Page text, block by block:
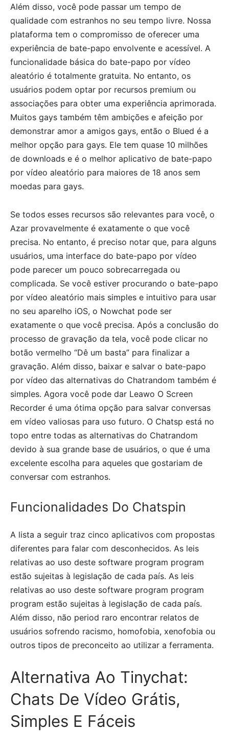
Além disso, você pode passar um tempo de
qualidade com estranhos no seu tempo livre. Nossa
plataforma tem o compromisso de oferecer uma
experiência de bate-papo envolvente e acessível. A
funcionalidade básica do bate-papo por vídeo
aleatório é totalmente gratuita. No entanto, os
usuários podem optar por recursos premium ou
associações para obter uma experiência aprimorada.
Muitos gays também têm ambições e afeição por
demonstrar amor a amigos gays, então o Blued é a
melhor opção para gays. Ele tem quase 10 milhões
de downloads e é o melhor aplicativo de bate-papo
por vídeo aleatório para maiores de 18 anos sem
moedas para gays.
Se todos esses recursos são relevantes para você, o
Azar provavelmente é exatamente o que você
precisa. No entanto, é preciso notar que, para alguns
usuários, uma interface do bate-papo por vídeo
pode parecer um pouco sobrecarregada ou
complicada. Se você estiver procurando o bate-papo
por vídeo aleatório mais simples e intuitivo para usar
no seu aparelho iOS, o Nowchat pode ser
exatamente o que você precisa. Após a conclusão do
processo de gravação da tela, você pode clicar no
botão vermelho “Dê um basta” para finalizar a
gravação. Além disso, baixar e salvar o bate-papo
por vídeo das alternativas do Chatrandom também é
simples. Agora você pode dar Leawo O Screen
Recorder é uma ótima opção para salvar conversas
em vídeo valiosas para uso futuro. O Chatsp está no
topo entre todas as alternativas do Chatrandom
devido à sua grande base de usuários, o que é uma
excelente escolha para aqueles que gostariam de
conversar com estranhos.
Funcionalidades Do Chatspin
A lista a seguir traz cinco aplicativos com propostas
diferentes para falar com desconhecidos. As leis
relativas ao uso deste software program program
estão sujeitas à legislação de cada país. As leis
relativas ao uso deste software program program
program estão sujeitas à legislação de cada país.
Além disso, não period raro encontrar relatos de
usuários sofrendo racismo, homofobia, xenofobia ou
outros tipos de preconceito ao utilizar a ferramenta.
Alternativa Ao Tinychat:
Chats De Vídeo Grátis,
Simples E Fáceis